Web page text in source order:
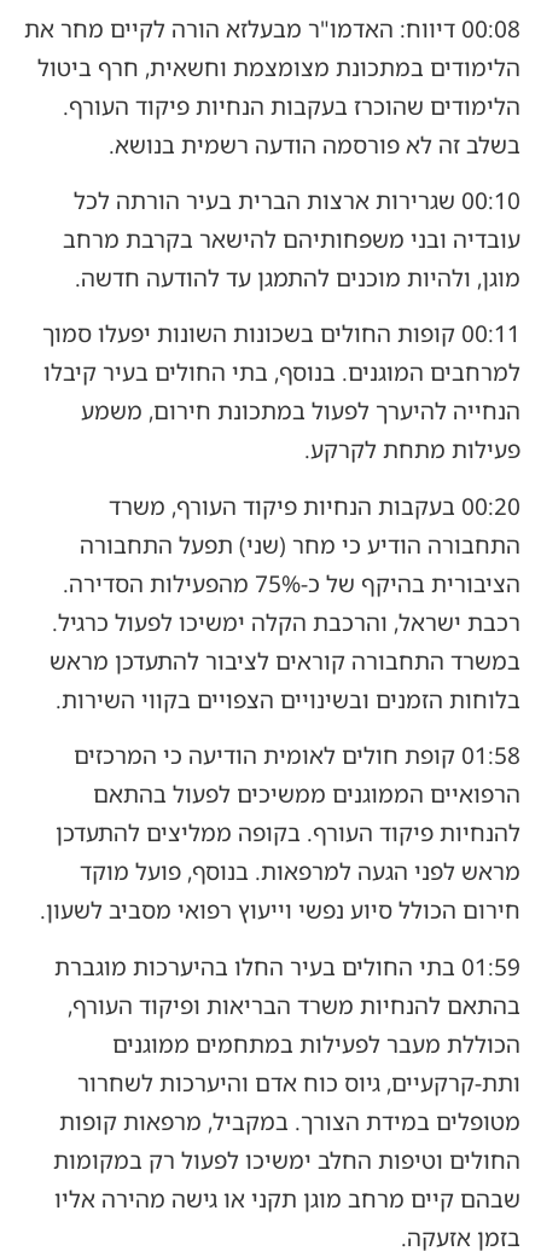
00:08 דיווח: האדמו"ר מבעלזא הורה לקיים מחר את
הלימודים במתכונת מצומצמת וחשאית, חרף ביטול
הלימודים שהוכרז בעקבות הנחיות פיקוד העורף.
בשלב זה לא פורסמה הודעה רשמית בנושא.
00:10 שגרירות ארצות הברית בעיר הורתה לכל
עובדיה ובני משפחותיהם להישאר בקרבת מרחב
מוגן, ולהיות מוכנים להתמגן עד להודעה חדשה.
00:11 קופות החולים בשכונות השונות יפעלו סמוך
למרחבים המוגנים. בנוסף, בתי החולים בעיר קיבלו
הנחייה להיערך לפעול במתכונת חירום, משמע
פעילות מתחת לקרקע.
00:20 בעקבות הנחיות פיקוד העורף, משרד
התחבורה הודיע כי מחר (שני) תפעל התחבורה
הציבורית בהיקף של כ-75% מהפעילות הסדירה.
רכבת ישראל, והרכבת הקלה ימשיכו לפעול כרגיל.
במשרד התחבורה קוראים לציבור להתעדכן מראש
בלוחות הזמנים ובשינויים הצפויים בקווי השירות.
01:58 קופת חולים לאומית הודיעה כי המרכזים
הרפואיים הממוגנים ממשיכים לפעול בהתאם
להנחיות פיקוד העורף. בקופה ממליצים להתעדכן
מראש לפני הגעה למרפאות. בנוסף, פועל מוקד
חירום הכולל סיוע נפשי וייעוץ רפואי מסביב לשעון.
01:59 בתי החולים בעיר החלו בהיערכות מוגברת
בהתאם להנחיות משרד הבריאות ופיקוד העורף,
הכוללת מעבר לפעילות במתחמים ממוגנים
ותת-קרקעיים, גיוס כוח אדם והיערכות לשחרור
מטופלים במידת הצורך. במקביל, מרפאות קופות
החולים וטיפות החלב ימשיכו לפעול רק במקומות
שבהם קיים מרחב מוגן תקני או גישה מהירה אליו
בזמן אזעקה.